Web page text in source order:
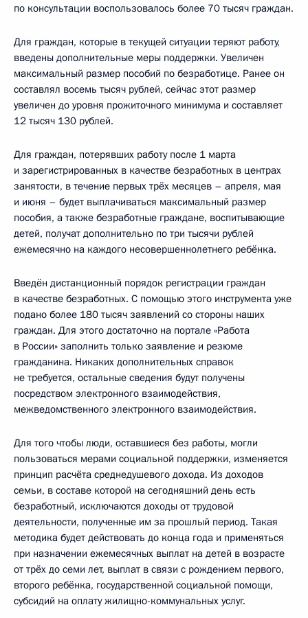
по консультации воспользовалось более 70 тысяч граждан.
Для граждан, которые в текущей ситуации теряют работу,
введены дополнительные меры поддержки. Увеличен
максимальный размер пособий по безработице. Ранее он
составлял восемь тысяч рублей, сейчас этот размер
увеличен до уровня прожиточного минимума и составляет
12 тысяч 130 рублей.
Для граждан, потерявших работу после 1 марта
и зарегистрированных в качестве безработных в центрах
занятости, в течение первых трёх месяцев – апреля, мая
и июня – будет выплачиваться максимальный размер
пособия, а также безработные граждане, воспитывающие
детей, получат дополнительно по три тысячи рублей
ежемесячно на каждого несовершеннолетнего ребёнка.
Введён дистанционный порядок регистрации граждан
в качестве безработных. С помощью этого инструмента уже
подано более 180 тысяч заявлений со стороны наших
граждан. Для этого достаточно на портале «Работа
в России» заполнить только заявление и резюме
гражданина. Никаких дополнительных справок
не требуется, остальные сведения будут получены
посредством электронного взаимодействия,
межведомственного электронного взаимодействия.
Для того чтобы люди, оставшиеся без работы, могли
пользоваться мерами социальной поддержки, изменяется
принцип расчёта среднедушевого дохода. Из доходов
семьи, в составе которой на сегодняшний день есть
безработный, исключаются доходы от трудовой
деятельности, полученные им за прошлый период. Такая
методика будет действовать до конца года и применяться
при назначении ежемесячных выплат на детей в возрасте
от трёх до семи лет, выплат в связи с рождением первого,
второго ребёнка, государственной социальной помощи,
субсидий на оплату жилищно-коммунальных услуг.